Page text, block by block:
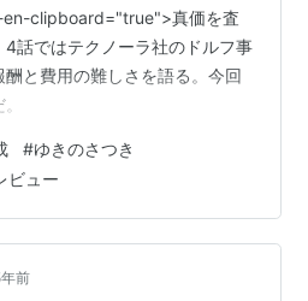
en-clipboard="true">真価を査
話ではテクノーラ社のドルフ事
と費用の難しさを語る。今回
#ゆきのさつき
ビュー
前